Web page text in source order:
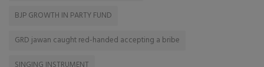
BJP GROWTH IN PARTY FUND
GRD jawan caught red-handed accepting a bribe